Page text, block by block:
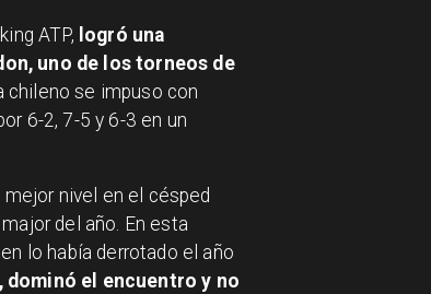
ATP, logró una
uno de los torneos de
chileno se impuso con
6-2, 7-5 y 6-3 en un
nivel en el césped
del año. En esta
lo había derrotado el año
dominó el encuentro y no